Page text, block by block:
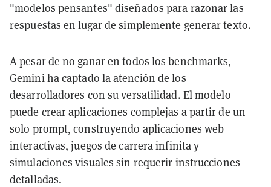
"modelos pensantes" diseñados para razonar las
respuestas en lugar de simplemente generar texto.
A pesar de no ganar en todos los benchmarks,
Gemini hacaptado la atención de los
desarrolladores con su versatilidad. El modelo
puede crear aplicaciones complejas a partir de un
solo prompt, construyendo aplicaciones web
interactivas, juegos de carrera infinita y
simulaciones visuales sin requerir instrucciones
detalladas.